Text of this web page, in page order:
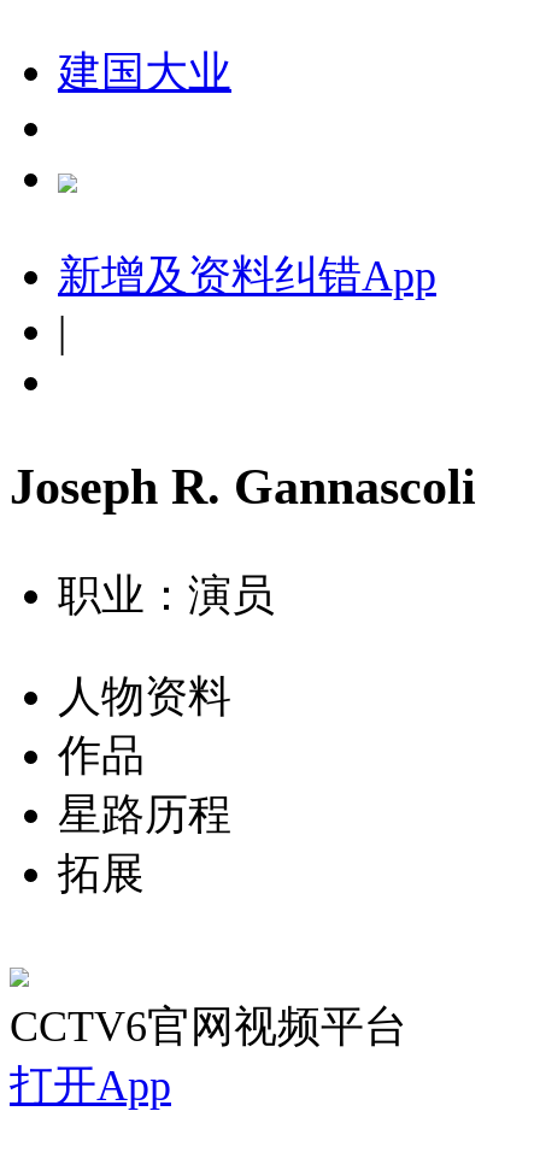
建国大业
新增及资料纠错App
|
Joseph R. Gannascoli
职业：演员
人物资料
作品
星路历程
拓展
CCTV6官网视频平台
打开App